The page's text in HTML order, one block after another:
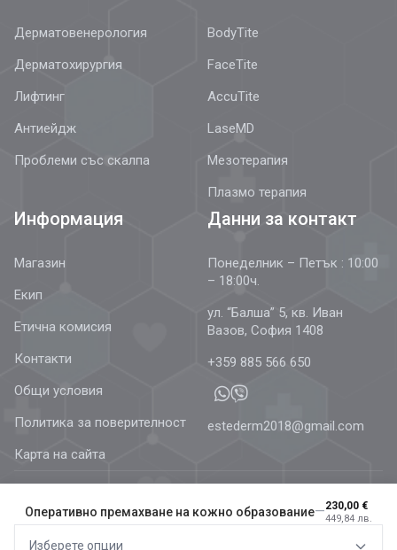
Оперативно премахване на кожно образование—230,00 €
449,84 лв.
Изберете опции
Дерматовенерология
Дерматохирургия
Лифтинг
Антиейдж
Проблеми със скалпа
BodyTite
FaceTite
AccuTite
LaseMD
Мезотерапия
Плазмо терапия
Информация
Магазин
Екип
Етична комисия
Контакти
Общи условия
Политика за поверителност
Карта на сайта
Данни за контакт
Понеделник – Петък : 10:00
– 18:00ч.
ул. “Балша” 5, кв. Иван
Вазов, София 1408
+359 885 566 650
estederm2018@gmail.com
© 2026 Estetics & Dermatology – | Всички